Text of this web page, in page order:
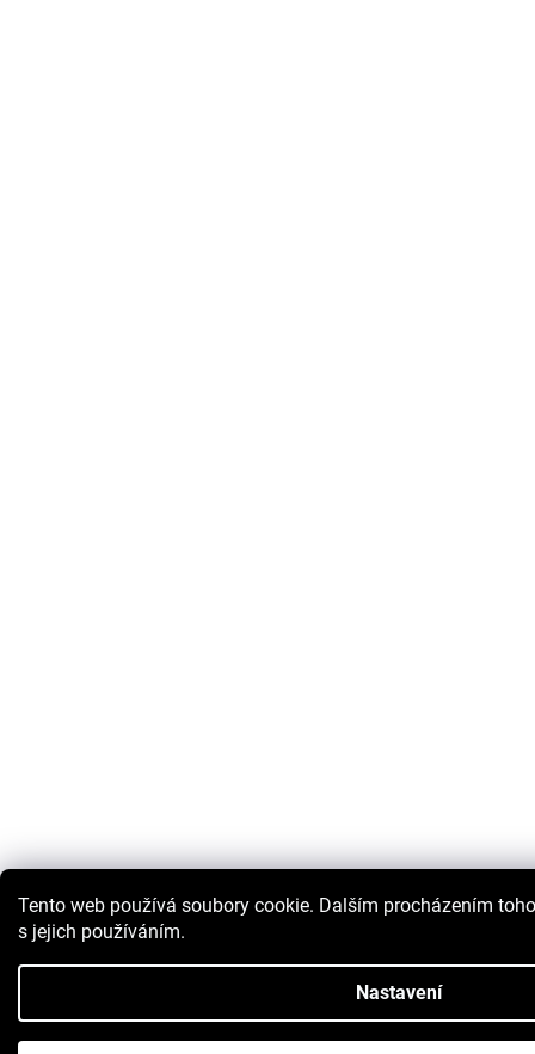
Tento web používá soubory cookie. Dalším procházením
s jejich používáním.
Nastavení